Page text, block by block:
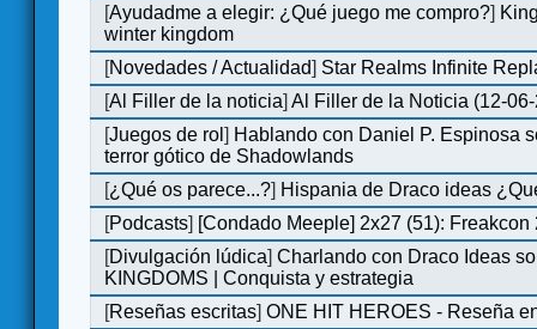
[Ayudadme a elegir: ¿Qué juego me compro?]
winter kingdom
[Novedades / Actualidad] Star Realms Infinite
[Al Filler de la noticia]Al Filler de la Noticia (12-
[Juegos de rol] Hablando con Daniel P. Espinosa
terror gótico de Shadowlands
[¿Qué os parece...?] Hispania de Draco ideas
[Podcasts] [Condado Meeple] 2x27 (51): Freakcon
[Divulgación lúdica]Charlando con Draco Ideas
KINGDOMS | Conquista y estrategia
[Reseñas escritas]ONE HIT HEROES - Reseña